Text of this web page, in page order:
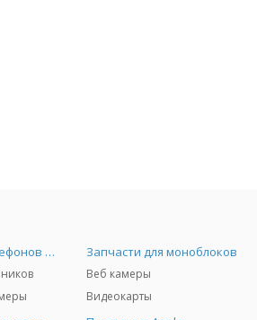
Запчасти для телефонов и Airpods Запчасти для моноблоков
Веб камеры
Видеокарты